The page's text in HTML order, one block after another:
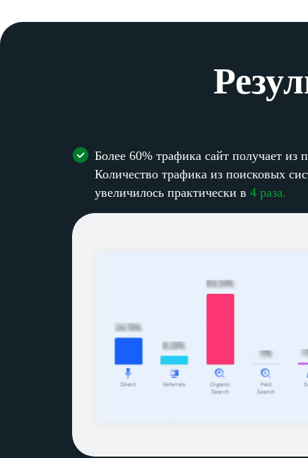
Более 60% трафика сайт получает из
Количество трафика из поисковых
увеличилось практически в 4 раза.